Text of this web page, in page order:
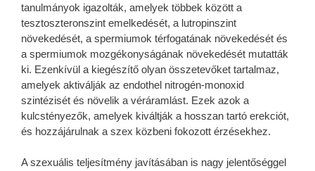
tanulmányok igazolták, amelyek többek között a
tesztoszteronszint emelkedését, a lutropinszint
növekedését, a spermiumok térfogatának növekedését és
a spermiumok mozgékonyságának növekedését mutatták
ki. Ezenkívül a kiegészítő olyan összetevőket tartalmaz,
amelyek aktiválják az endothel nitrogén-monoxid
szintézisét és növelik a véráramlást. Ezek azok a
kulcstényezők, amelyek kiváltják a hosszan tartó erekciót,
és hozzájárulnak a szex közbeni fokozott érzésekhez.
A szexuális teljesítmény javításában is nagy jelentőséggel